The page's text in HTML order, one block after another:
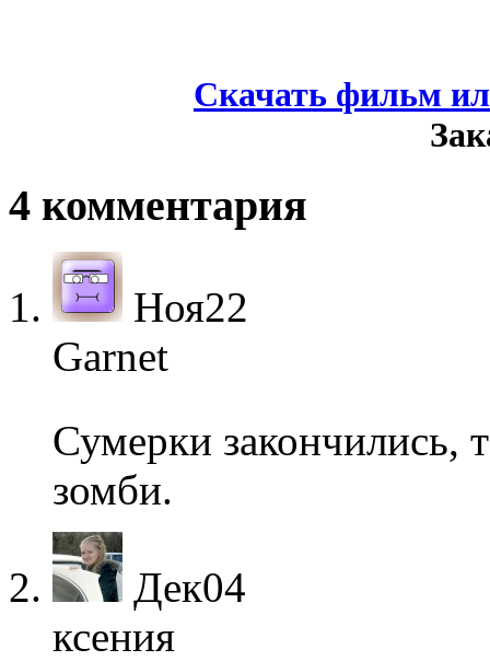
Скачать фильм
4 комментария
Ноя22
Garnet
Сумерки закончились,
зомби.
Дек04
ксения